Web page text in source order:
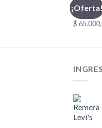
¡Oferta!
ADIDAS
Casaca
$